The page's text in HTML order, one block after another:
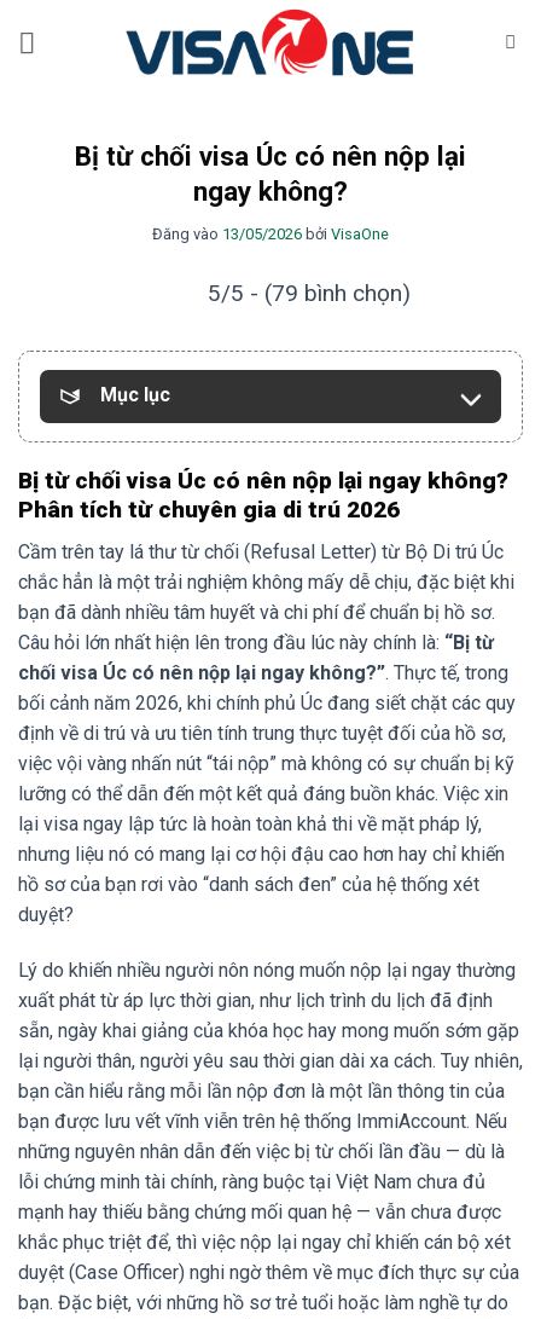
Bị từ chối visa Úc có nên nộp lại
ngay không?
Đăng vào 13/05/2026 bởi VisaOne
5/5 - (79 bình chọn)
Mục lục
Bị từ chối visa Úc có nên nộp lại ngay không?
Phân tích từ chuyên gia di trú 2026
Cầm trên tay lá thư từ chối (Refusal Letter) từ Bộ Di trú Úc
chắc hẳn là một trải nghiệm không mấy dễ chịu, đặc biệt khi
bạn đã dành nhiều tâm huyết và chi phí để chuẩn bị hồ sơ.
Câu hỏi lớn nhất hiện lên trong đầu lúc này chính là: “Bị từ
chối visa Úc có nên nộp lại ngay không?”. Thực tế, trong
bối cảnh năm 2026, khi chính phủ Úc đang siết chặt các quy
định về di trú và ưu tiên tính trung thực tuyệt đối của hồ sơ,
việc vội vàng nhấn nút “tái nộp” mà không có sự chuẩn bị kỹ
lưỡng có thể dẫn đến một kết quả đáng buồn khác. Việc xin
lại visa ngay lập tức là hoàn toàn khả thi về mặt pháp lý,
nhưng liệu nó có mang lại cơ hội đậu cao hơn hay chỉ khiến
hồ sơ của bạn rơi vào “danh sách đen” của hệ thống xét
duyệt?
Lý do khiến nhiều người nôn nóng muốn nộp lại ngay thường
xuất phát từ áp lực thời gian, như lịch trình du lịch đã định
sẵn, ngày khai giảng của khóa học hay mong muốn sớm gặp
lại người thân, người yêu sau thời gian dài xa cách. Tuy nhiên,
bạn cần hiểu rằng mỗi lần nộp đơn là một lần thông tin của
bạn được lưu vết vĩnh viễn trên hệ thống ImmiAccount. Nếu
những nguyên nhân dẫn đến việc bị từ chối lần đầu — dù là
lỗi chứng minh tài chính, ràng buộc tại Việt Nam chưa đủ
mạnh hay thiếu bằng chứng mối quan hệ — vẫn chưa được
khắc phục triệt để, thì việc nộp lại ngay chỉ khiến cán bộ xét
duyệt (Case Officer) nghi ngờ thêm về mục đích thực sự của
bạn. Đặc biệt, với những hồ sơ trẻ tuổi hoặc làm nghề tự do